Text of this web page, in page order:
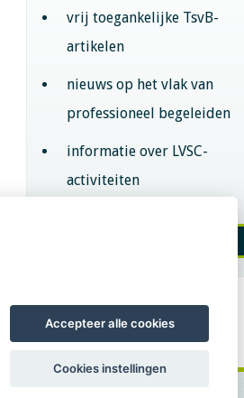
vrij toegankelijke TsvB-
artikelen
nieuws op het vlak van
professioneel begeleiden
informatie over LVSC-
activiteiten
Accepteer alle cookies
Cookies instellingen